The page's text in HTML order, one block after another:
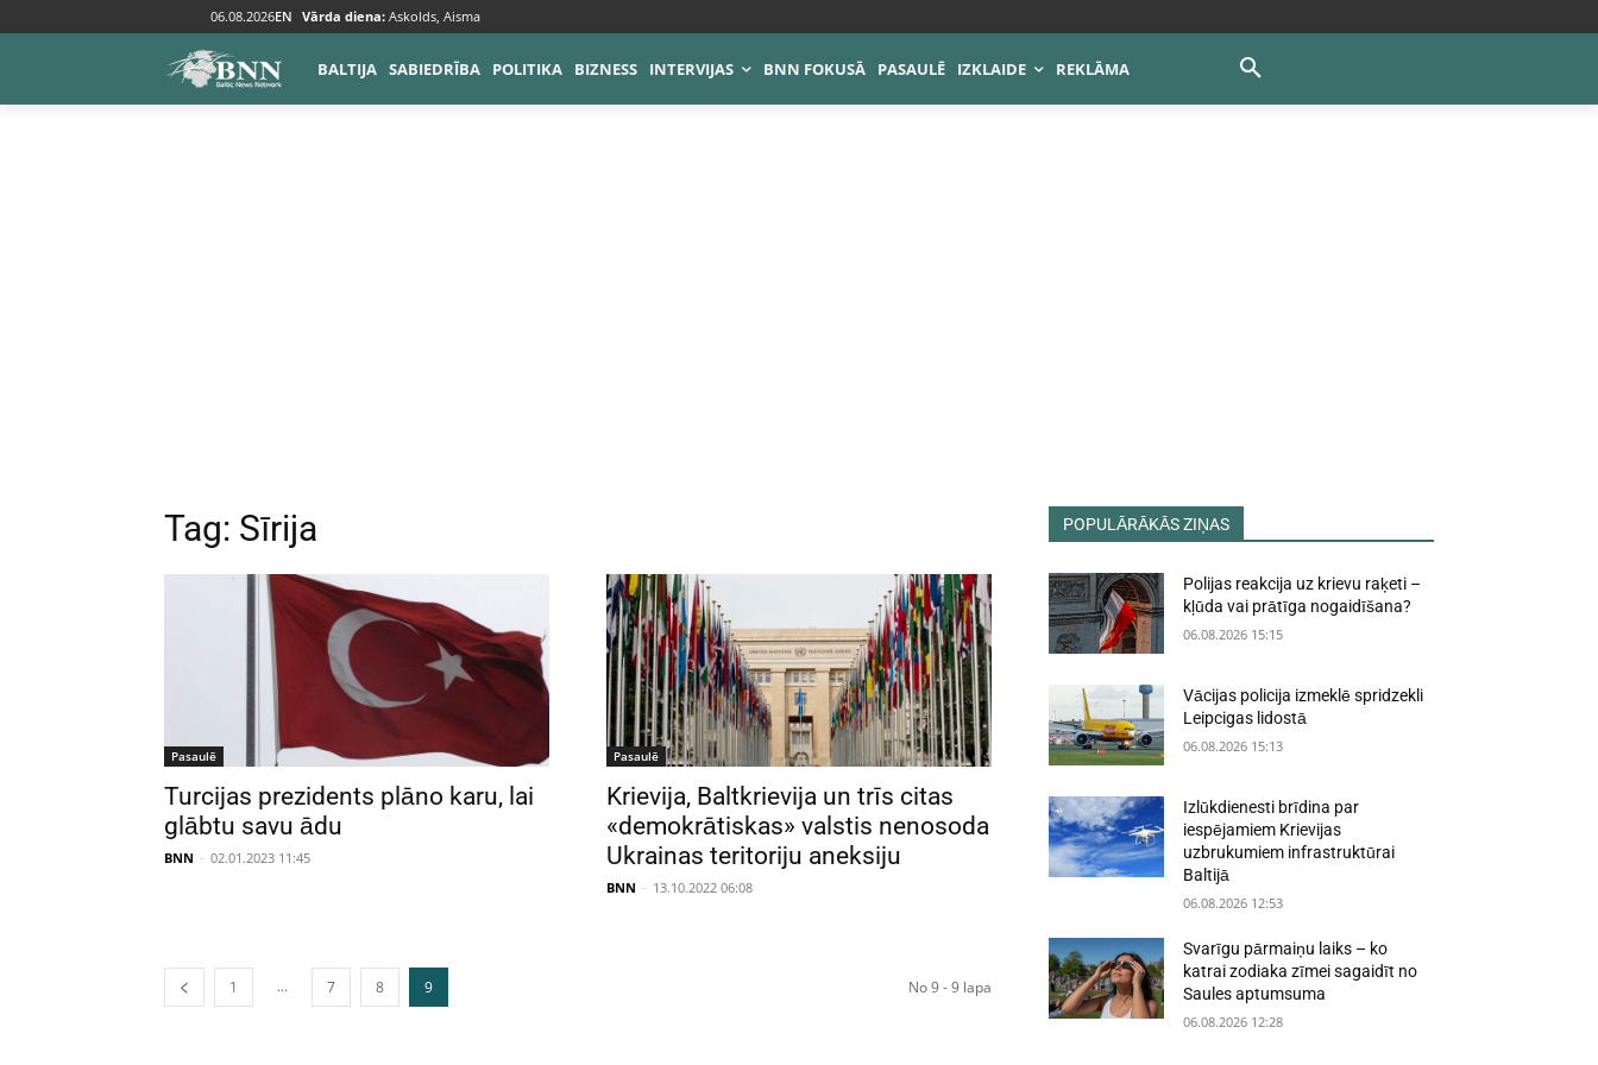
06.08.2026EN Vārda diena: Askolds, Aisma
BALTIJA SABIEDRĪBA POLITIKA BIZNESS INTERVIJAS BNN FOKUSĀ PASAULĒ IZKLAIDE REKLĀMA
Tags Sīrija
Tag: Sīrija
Pasaulē
Turcijas prezidents plāno karu, lai
glābtu savu ādu
BNN - 02.01.2023 11:45
Pasaulē
Krievija, Baltkrievija un trīs citas
«demokrātiskas» valstis nenosoda
Ukrainas teritoriju aneksiju
BNN - 13.10.2022 06:08
1 ... 7 8 9 No 9 - 9 lapa
POPULĀRĀKĀS ZIŅAS
Polijas reakcija uz krievu raķeti –
kļūda vai prātīga nogaidīšana?
06.08.2026 15:15
Vācijas policija izmeklē spridzekli
Leipcigas lidostā
06.08.2026 15:13
Izlūkdienesti brīdina par
iespējamiem Krievijas
uzbrukumiem infrastruktūrai
Baltijā
06.08.2026 12:53
Svarīgu pārmaiņu laiks – ko
katrai zodiaka zīmei sagaidīt no
Saules aptumsuma
06.08.2026 12:28